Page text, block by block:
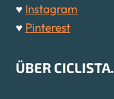
♥ Instagram
♥ Pinterest
ÜBER